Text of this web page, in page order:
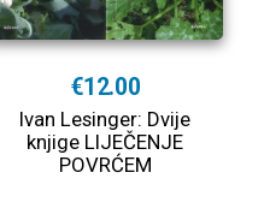
€12.00
Ivan Lesinger: Dvije
knjige LIJEČENJE
POVRĆEM